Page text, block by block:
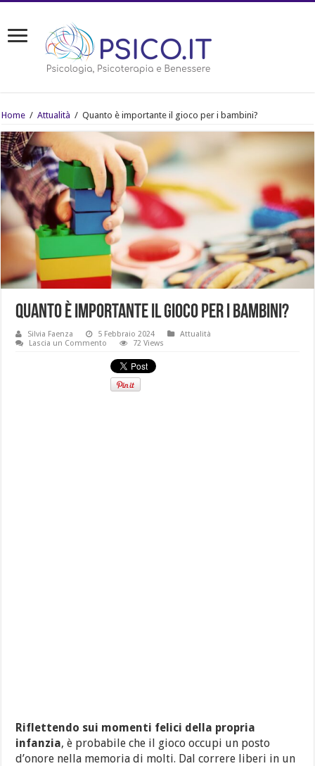
Home / Attualità / Quanto è importante il gioco per i bambini?
Quanto è importante il gioco per i bambini?
Silvia Faenza 5 Febbraio 2024
Attualità
Lascia un Commento
72 Views
Riflettendo sui momenti felici della propria
infanzia, è probabile che il gioco occupi un posto
d’onore nella memoria di molti. Dal correre liberi in un